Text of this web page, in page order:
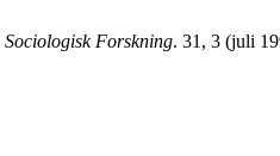
Sociologisk Forskning. 31, 3 (juli